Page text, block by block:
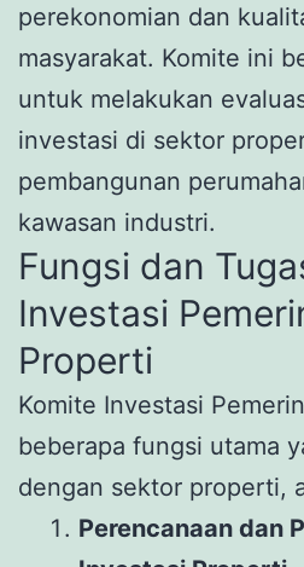
perekonomian dan
masyarakat. Komite ini
untuk melakukan
investasi di sektor
pembangunan
kawasan industri.
Fungsi dan
Investasi
Properti
Komite Investasi
beberapa fungsi utama
dengan sektor properti,
Perencanaan dan